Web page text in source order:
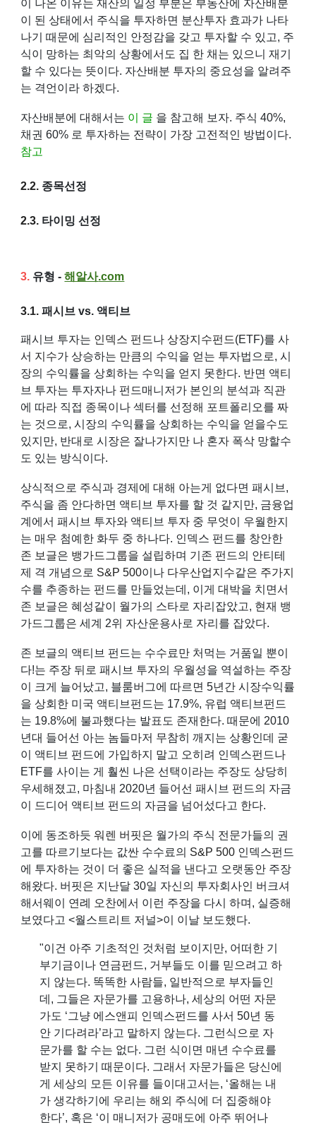
이 나온 이유는 재산의 일정 부분은 부동산에 자산배분
이 된 상태에서 주식을 투자하면 분산투자 효과가 나타
나기 때문에 심리적인 안정감을 갖고 투자할 수 있고, 주
식이 망하는 최악의 상황에서도 집 한 채는 있으니 재기
할 수 있다는 뜻이다. 자산배분 투자의 중요성을 알려주
는 격언이라 하겠다.
자산배분에 대해서는 이 글 을 참고해 보자. 주식 40%,
채권 60% 로 투자하는 전략이 가장 고전적인 방법이다.
참고
2.2. 종목선정
2.3. 타이밍 선정
3. 유형 -해알사.com
3.1. 패시브 vs. 액티브
패시브 투자는 인덱스 펀드나상장지수펀드(ETF)를 사
서 지수가 상승하는 만큼의 수익을 얻는 투자법으로, 시
장의 수익률을 상회하는 수익을 얻지 못한다. 반면 액티
브 투자는 투자자나 펀드매니저가 본인의 분석과 직관
에 따라 직접 종목이나 섹터를 선정해 포트폴리오를 짜
는 것으로, 시장의 수익률을 상회하는 수익을 얻을수도
있지만, 반대로 시장은 잘나가지만 나 혼자 폭삭 망할수
도 있는 방식이다.
상식적으로 주식과 경제에 대해 아는게 없다면 패시브,
주식을 좀 안다하면 액티브 투자를 할 것 같지만, 금융업
계에서 패시브 투자와 액티브 투자 중 무엇이 우월한지
는 매우 첨예한 화두 중 하나다. 인덱스 펀드를 창안한
존 보글은 뱅가드그룹을 설립하며 기존 펀드의 안티테
제 격 개념으로 S&P 500이나 다우산업지수같은 주가지
수를 추종하는 펀드를 만들었는데, 이게 대박을 치면서
존 보글은 혜성같이 월가의 스타로 자리잡았고, 현재 뱅
가드그룹은 세계 2위 자산운용사로 자리를 잡았다.
존 보글의 액티브 펀드는 수수료만 처먹는 거품일 뿐이
다!는 주장 뒤로 패시브 투자의 우월성을 역설하는 주장
이 크게 늘어났고, 블룸버그에 따르면 5년간 시장수익률
을 상회한 미국 액티브펀드는 17.9%, 유럽 액티브펀드
는 19.8%에 불과했다는 발표도 존재한다. 때문에 2010
년대 들어선 아는 놈들마저 무참히 깨지는 상황인데 굳
이 액티브 펀드에 가입하지 말고 오히려 인덱스펀드나
ETF를 사이는 게 훨씬 나은 선택이라는 주장도 상당히
우세해졌고, 마침내 2020년 들어선 패시브 펀드의 자금
이 드디어 액티브 펀드의 자금을 넘어섰다고 한다.
이에 동조하듯워렌 버핏은 월가의 주식 전문가들의 권
고를 따르기보다는 값싼 수수료의 S&P 500 인덱스펀드
에 투자하는 것이 더 좋은 실적을 낸다고 오랫동안 주장
해왔다. 버핏은 지난달 30일 자신의 투자회사인 버크셔
해서웨이 연례 오찬에서 이런 주장을 다시 하며, 실증해
보였다고 <월스트리트 저널>이 이날 보도했다.
"이건 아주 기초적인 것처럼 보이지만, 어떠한 기
부기금이나 연금펀드, 거부들도 이를 믿으려고 하
지 않는다. 똑똑한 사람들, 일반적으로 부자들인
데, 그들은 자문가를 고용하나, 세상의 어떤 자문
가도 ‘그냥 에스앤피 인덱스펀드를 사서 50년 동
안 기다려라’라고 말하지 않는다. 그런식으로 자
문가를 할 수는 없다. 그런 식이면 매년 수수료를
받지 못하기 때문이다. 그래서 자문가들은 당신에
게 세상의 모든 이유를 들이대고서는, ‘올해는 내
가 생각하기에 우리는 해외 주식에 더 집중해야
한다’, 혹은 ‘이 매니저가 공매도에 아주 뛰어나